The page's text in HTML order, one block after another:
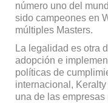
número uno del
sido campeones en
múltiples Masters.
La legalidad es otra
adopción e
políticas de
internacional,
una de las